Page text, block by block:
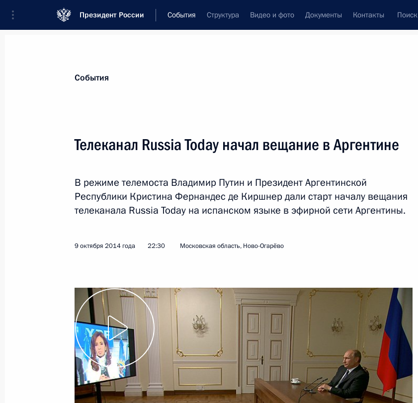
Президент России События Структура Видео и фото Документы Контакты Поиск
Новости
Послания Федеральному Собранию
Совещания, заседания, рабочие встречи
Речи и обращения
Пресс-конференции
Статьи
Телемост с российской экспедицией в Антарктиде
26 декабря 2014 года, 13:50 Москва, Кремль
22 декабря 2014 года, понедельник
Запуск газового промысла № 1 Бованенковского месторождения
22 декабря 2014 года, 17:40 Москва, Кремль
События
Телеканал Russia Today начал вещание в Аргентине
В режиме телемоста Владимир Путин и Президент Аргентинской
Республики Кристина Фернандес де Киршнер дали старт началу вещания
телеканала Russia Today на испанском языке в эфирной сети Аргентины.
9 октября 2014 года 22:30 Московская область, Ново-Огарёво